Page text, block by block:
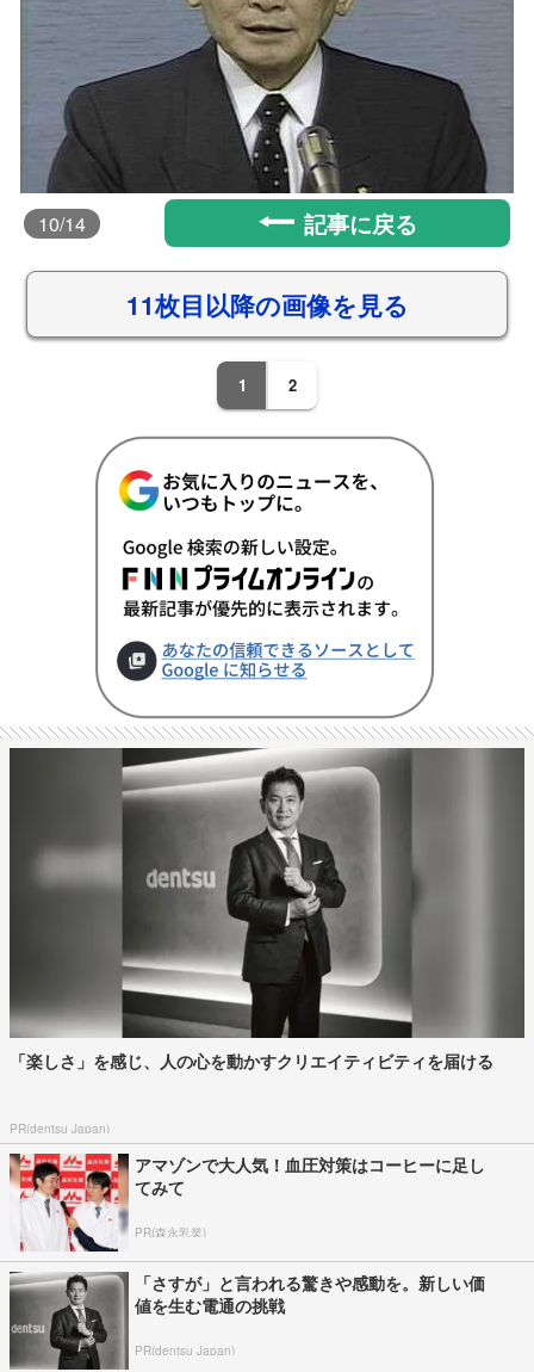
10/14 記事に戻る
11枚目以降の画像を見る
1 2
「楽しさ」を感じ、人の心を動かすクリエイティビティを届ける
PR(dentsu Japan)
アマゾンで大人気！血圧対策はコーヒーに足し
てみて
PR(森永乳業)
「さすが」と言われる驚きや感動を。新しい価
値を生む電通の挑戦
PR(dentsu Japan)